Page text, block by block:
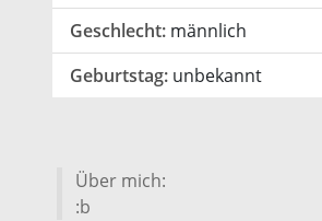
Geschlecht: männlich
Geburtstag: unbekannt
Über mich:
:b